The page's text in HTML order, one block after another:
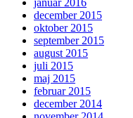
januar 2016
december 2015
oktober 2015
september 2015
august 2015
juli 2015
maj 2015
februar 2015
december 2014